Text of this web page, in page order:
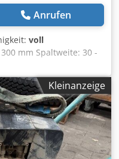
Anrufen
voll
mm Spaltweite: 30 -
22 kW Dodpfjy
komplett
und neuen
Kleinanzeige